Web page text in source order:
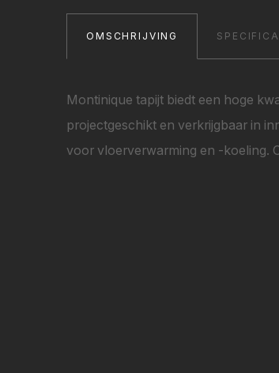
OMSCHRIJVING
Montinique tapijt biedt een hoge
projectgeschikt en verkrijgbaar in
voor vloerverwarming en -koeling.